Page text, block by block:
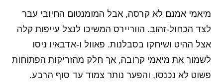
מיאמי אמנם לא קרסה, אבל המומנטום החיובי עבר
לצד הכחול-זהוב. הווריירס המשיכו לנצל עייפות קלה
אצל ההיט ושיחקו בסבלנות. פאוול ו-אדבאיו ניסו
לשמור את מיאמי קרובה, אך חלק מהזריקות הפתוחות
פשוט לא נכנסו, והפער נותר צמוד עד סוף הרבע.